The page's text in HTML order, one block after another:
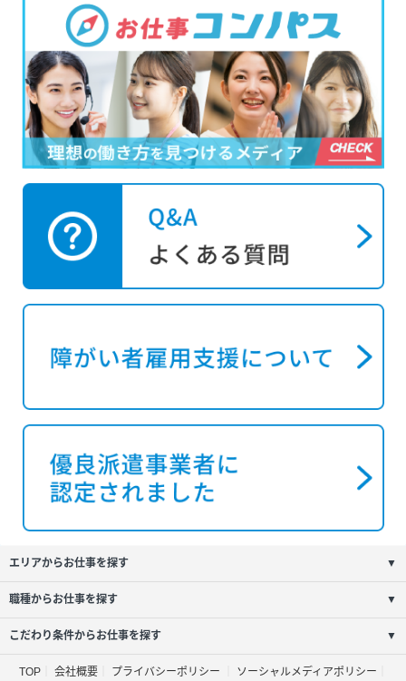
エリアからお仕事を探す ▼
職種からお仕事を探す ▼
こだわり条件からお仕事を探す ▼
TOP 会社概要 プライバシーポリシー ソーシャルメディアポリシー